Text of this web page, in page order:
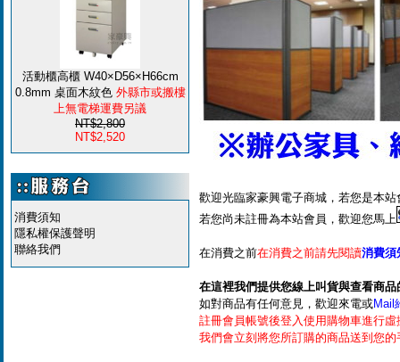
活動櫃高櫃 W40×D56×H66cm
0.8mm 桌面木紋色 外縣市或搬樓
上無電梯運費另議
NT$2,800
NT$2,520
消費須知
隱私權保護聲明
聯絡我們
歡迎光臨家豪興電子商城，若您是本站
若您尚未註冊為本站會員，歡迎您馬上
在消費之前在消費之前請先閱讀消費須
在這裡我們提供您線上叫貨與查看商品
如對商品有任何意見，歡迎來電或Mail
註冊會員帳號後登入使用購物車進行
我們會立刻將您所訂購的商品送到您的